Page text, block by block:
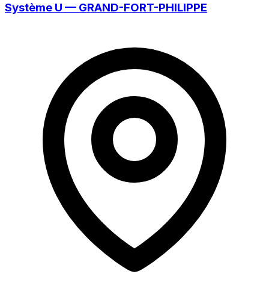
Système U — GRAND-FORT-PHILIPPE